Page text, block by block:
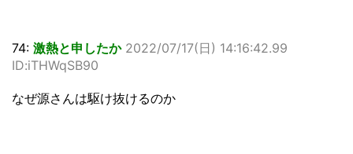
74: 激熱と申したか 2022/07/17(日) 14:16:42.99
ID:iTHWqSB90
なぜ源さんは駆け抜けるのか